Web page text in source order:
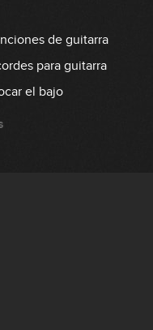
de guitarra
para guitarra
el bajo